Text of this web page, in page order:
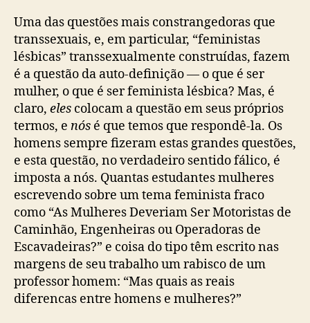
Uma das questões mais constrangedoras que
transsexuais, e, em particular, “feministas
lésbicas” transsexualmente construídas, fazem
é a questão da auto-definição — o que é ser
mulher, o que é ser feminista lésbica? Mas, é
claro, eles colocam a questão em seus próprios
termos, e nós é que temos que respondê-la. Os
homens sempre fizeram estas grandes questões,
e esta questão, no verdadeiro sentido fálico, é
imposta a nós. Quantas estudantes mulheres
escrevendo sobre um tema feminista fraco
como “As Mulheres Deveriam Ser Motoristas de
Caminhão, Engenheiras ou Operadoras de
Escavadeiras?” e coisa do tipo têm escrito nas
margens de seu trabalho um rabisco de um
professor homem: “Mas quais as reais
diferencas entre homens e mulheres?”